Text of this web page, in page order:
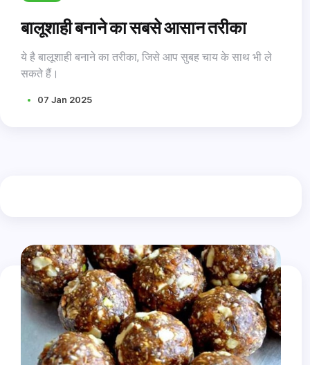
बालूशाही बनाने का सबसे आसान तरीका
ये है बालूशाही बनाने का तरीका, जिसे आप सुबह चाय के साथ भी ले
सकते हैं।
07 Jan 2025